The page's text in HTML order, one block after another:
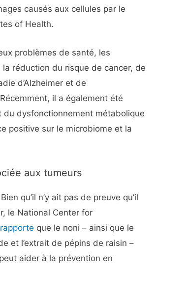
causés aux cellules par le
of Health.
problèmes de santé, les
réduction du risque de cancer, de
d’Alzheimer et de
il a également été
du dysfonctionnement métabolique
positive sur le microbiome et la
aux tumeurs
qu’il n’y ait pas de preuve qu’il
le National Center for
rapporte que le noni – ainsi que le
et l’extrait de pépins de raisin –
aider à la prévention en